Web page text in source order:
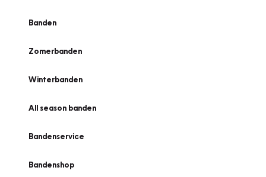
Banden
Zomerbanden
Winterbanden
All season banden
Bandenservice
Bandenshop